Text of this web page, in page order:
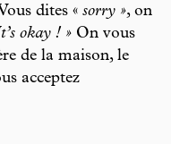
dites « sorry », on
okay ! » On vous
de la maison, le
acceptez